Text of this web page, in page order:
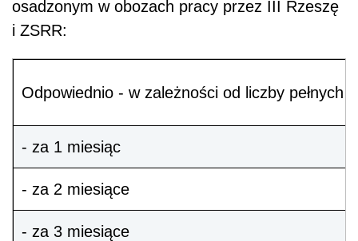
osadzonym w obozach pracy przez III Rzeszę
i ZSRR:
Odpowiednio - w zależności od liczby pełnych
- za 1 miesiąc
- za 2 miesiące
- za 3 miesiące